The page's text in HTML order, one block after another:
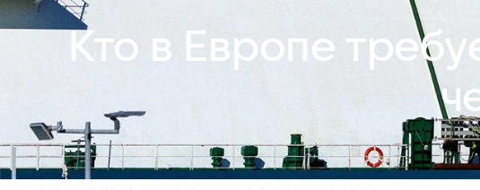
Кто в Европе